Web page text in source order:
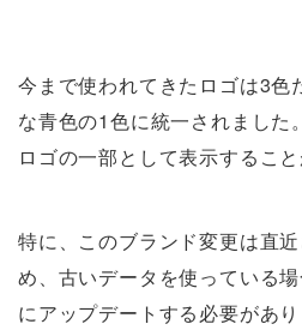
今まで使われてきたロゴは3色
な青色の1色に統一されました
ロゴの一部として表示すること
特に、このブランド変更は直
め、古いデータを使っている
にアップデートする必要があ